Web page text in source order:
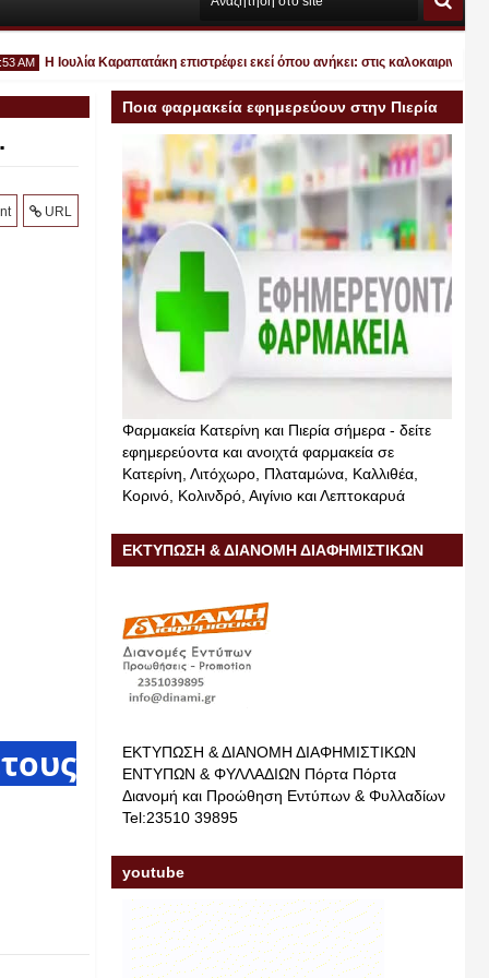
Η Ιουλία Καραπατάκη επιστρέφει εκεί όπου ανήκει: στις καλοκαιρινές
URL
Ποια φαρμακεία εφημερεύουν στην Πιερία
σήμερα
Φαρμακεία Κατερίνη και Πιερία σήμερα - δείτε
εφημερεύοντα και ανοιχτά φαρμακεία σε
Κατερίνη, Λιτόχωρο, Πλαταμώνα, Καλλιθέα,
Κορινό, Κολινδρό, Αιγίνιο και Λεπτοκαρυά
ΕΚΤΥΠΩΣΗ & ΔΙΑΝΟΜΗ ΔΙΑΦΗΜΙΣΤΙΚΩΝ
ΕΚΤΥΠΩΣΗ & ΔΙΑΝΟΜΗ ΔΙΑΦΗΜΙΣΤΙΚΩΝ
ΕΝΤΥΠΩΝ & ΦΥΛΛΑΔΙΩΝ Πόρτα Πόρτα
Διανομή και Προώθηση Εντύπων & Φυλλαδίων
Tel:23510 39895
youtube